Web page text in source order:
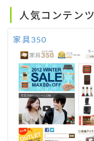
人気コンテンツ
家具350